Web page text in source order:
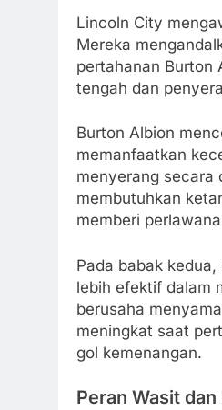
Lincoln City
Mereka
pertahanan Burton
tengah dan
Burton Albion
memanfaatkan
menyerang secara
membutuhkan
memberi
Pada babak
lebih efektif dalam
berusaha
meningkat saat
gol kemenangan.
Peran Wasit